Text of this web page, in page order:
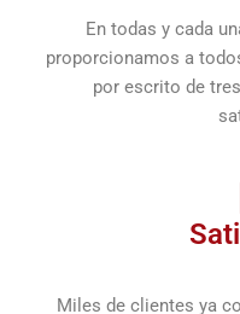
En todas y cada
proporcionamos a
por escrito de
Miles de clientes ya